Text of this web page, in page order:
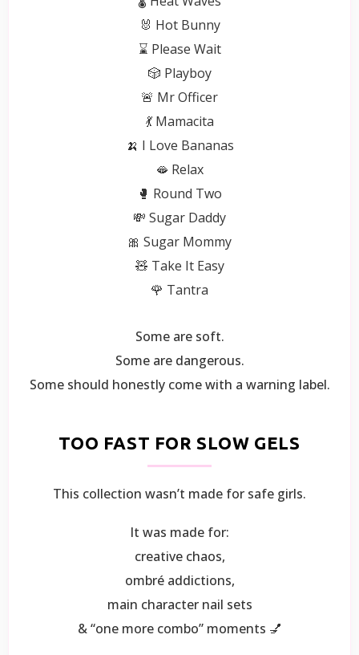
🐰 Hot Bunny
⌛ Please Wait
🎲 Playboy
🚨 Mr Officer
💃 Mamacita
🍌 I Love Bananas
🫦 Relax
🥊 Round Two
💸 Sugar Daddy
🎀 Sugar Mommy
🧸 Take It Easy
🌹 Tantra
Some are soft.
Some are dangerous.
Some should honestly come with a warning label.
TOO FAST FOR SLOW GELS
This collection wasn’t made for safe girls.
It was made for:
creative chaos,
ombré addictions,
main character nail sets
& “one more combo” moments 💅